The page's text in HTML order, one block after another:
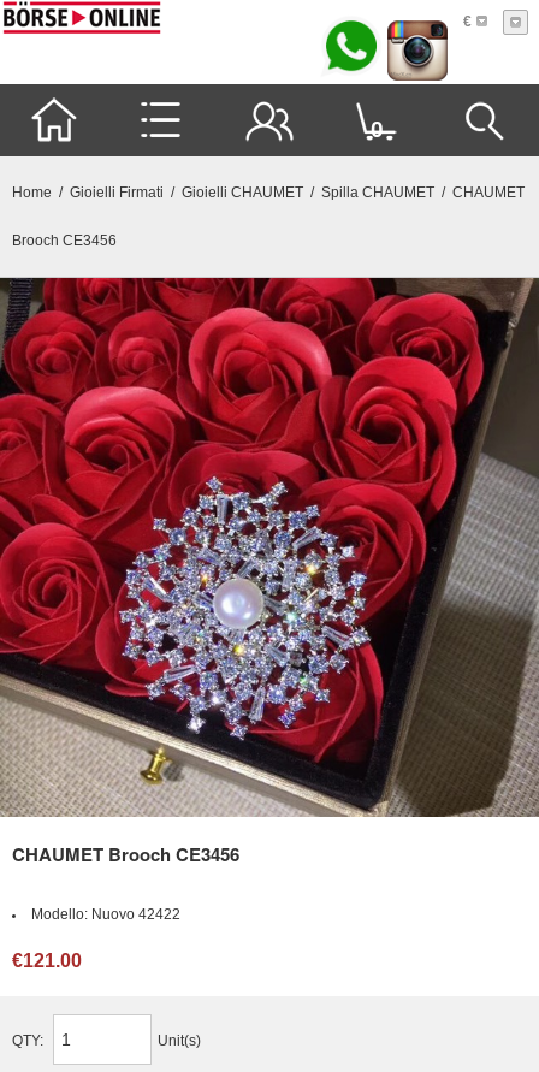
€
0
Home / Gioielli Firmati / Gioielli CHAUMET / Spilla CHAUMET / CHAUMET
Brooch CE3456
CHAUMET Brooch CE3456
Modello: Nuovo 42422
€121.00
QTY: Unit(s)